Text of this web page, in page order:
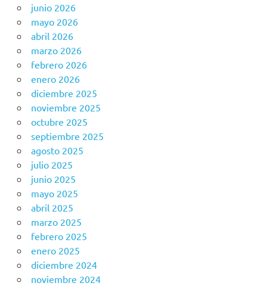
junio 2026
mayo 2026
abril 2026
marzo 2026
febrero 2026
enero 2026
diciembre 2025
noviembre 2025
octubre 2025
septiembre 2025
agosto 2025
julio 2025
junio 2025
mayo 2025
abril 2025
marzo 2025
febrero 2025
enero 2025
diciembre 2024
noviembre 2024